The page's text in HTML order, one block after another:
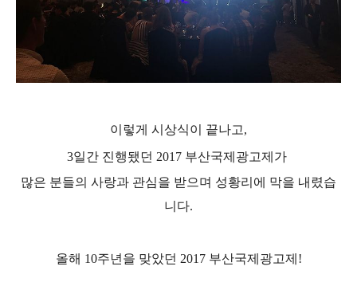
이렇게 시상식이 끝나고,
3일간 진행됐던 2017 부산국제광고제가
많은 분들의 사랑과 관심을 받으며 성황리에 막을 내렸습
니다.
올해 10주년을 맞았던 2017 부산국제광고제 !